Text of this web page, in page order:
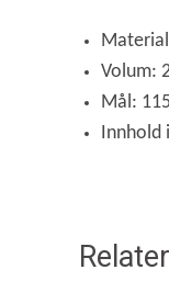
Volum:
Mål:
Innhold